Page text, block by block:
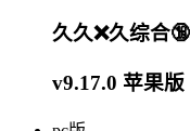
久久❌久综合
v9.17.0 苹果版